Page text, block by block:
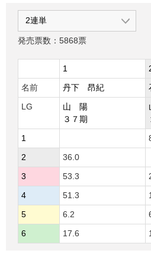
発売票数：5868票
1
名前
丹下 昂紀
LG
山 陽
３７期
1
2
36.0
3
53.3
4
51.3
5
6.2
6
17.6